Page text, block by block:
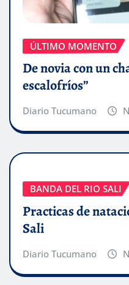
ÚLTIMO MOMENTO
De novia con un
escalofríos”
Diario Tucumano
BANDA DEL RIO SALI
Practicas de
Sali
Diario Tucumano